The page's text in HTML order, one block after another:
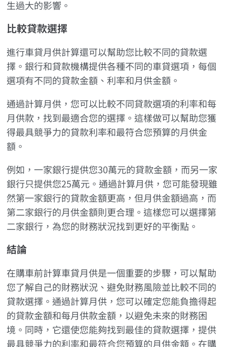
生過大的影響。
比較貸款選擇
進行車貸月供計算還可以幫助您比較不同的貸款選
擇。銀行和貸款機構提供各種不同的車貸選項，每個
選項有不同的貸款金額、利率和月供金額。
通過計算月供，您可以比較不同貸款選項的利率和每
月供款，找到最適合您的選擇。這樣做可以幫助您獲
得最具競爭力的貸款利率和最符合您預算的月供金
額。
例如，一家銀行提供您30萬元的貸款金額，而另一家
銀行只提供您25萬元。通過計算月供，您可能發現雖
然第一家銀行的貸款金額更高，但月供金額過高，而
第二家銀行的月供金額則更合理。這樣您可以選擇第
二家銀行，為您的財務狀況找到更好的平衡點。
結論
在購車前計算車貸月供是一個重要的步驟，可以幫助
您了解自己的財務狀況、避免財務風險並比較不同的
貸款選擇。通過計算月供，您可以確定您能負擔得起
的貸款金額和每月供款金額，以避免未來的財務困
境。同時，它還使您能夠找到最佳的貸款選擇，提供
最具競爭力的利率和最符合您預算的月供金額。在購